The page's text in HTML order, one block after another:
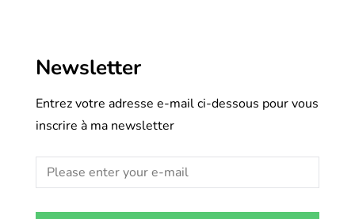
Newsletter
Entrez votre adresse e-mail ci-dessous pour vous
inscrire à ma newsletter